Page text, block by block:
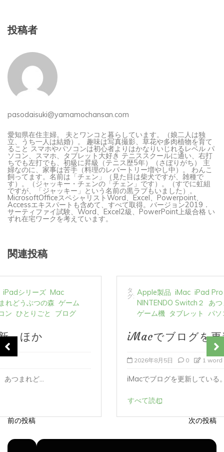
投稿者
pasodaisuki@yamamochansan.com
愛知県在住主婦。 夫とワンコと暮らしています。（娘二人は独
立、うち一人は結婚）。 趣味は写真撮影、草花や多肉植物を育て
ること スマホやパソコンは初心者よりはかなりいじれるレベル パ
ソコン、スマホ、タブレット大好き テニススクールに通い、右打
ちでも左打でも、初級に昇級（テニス歴5年）（さぼりがち） 主
婦なのに、家事は苦手（料理のレパートリー増やし中）。 わんこ
飼ってます。名前は「チェン」（見た目は柴犬ですが、雑種で
す）。（ジャッキー・チェンの「チェン」です）。（すでに虹組
ですが、「ジャッキー」という名前の黒ラブもいました）。
MicrosoftOfficeスペシャリストWord、Excel、Powerpoint、
Accessエキスパートも含めて、すべて取得。バージョン2019．
サーティファイ試験、Word、Excel2級、PowerPoint上級合格 い
ずれ在宅ワークを考えています。
関連投稿
グ:
Apple製品 iPadシリーズ Mac
NINTENDO Switch２
あつまれどうぶつの森
ゲーム
ゲーム機 タブレット ひとりごと ブログ
iMacでブログを更新、ほか
iMacでブログを更新している。 あつまれど...
投
稿
前の投稿 次の投稿